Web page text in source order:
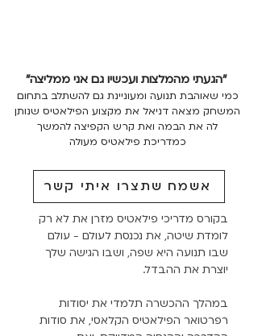
"הגעתי מהמלצות ועכשיו גם אני ממליצה"
כמי שאוהבת תנועה ומעוניינת גם להשתלב בתחום
המשחק מצאה דניאל את מקצוע הפילאטיס שנותן
לה את הבמה ואת קרש הקפיצה להמשך
כמדריכת פילאטיס מעולה
אשמח שתצרו איתי קשר
בקורס מדריכי פילאטיס מזרן את לא רק
לומדת שיטה, את נכנסת לעולם - עולם
שבו תנועה היא שפה, ושבו הגישה שלך
יוצרת את ההבדל.
במהלך ההכשרה תלמדי את יסודות
רפרטואר הפילאטיס הקלאסי, את סודות